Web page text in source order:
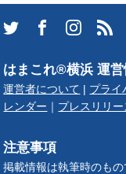
はまこれ®横浜 運営
運営者について プライ
レンダー
プレスリリ
注意事項
掲載情報は執筆時のも